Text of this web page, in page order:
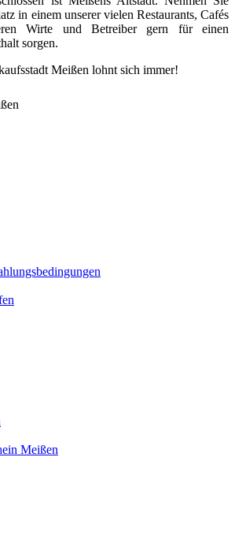
in einem unserer vielen Restaurants, Cafés
Wirte und Betreiber gern für einen
sorgen.
Meißen lohnt sich immer!
Meißen